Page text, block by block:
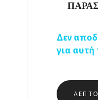
Δεν
για αυτή